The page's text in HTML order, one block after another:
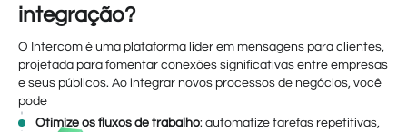
integração?
O Intercom é uma plataforma líder em mensagens para clientes,
projetada para fomentar conexões significativas entre empresas
e seus públicos. Ao integrar novos processos de negócios, você
pode
Otimize os fluxos de trabalho: automatize tarefas repetitivas,